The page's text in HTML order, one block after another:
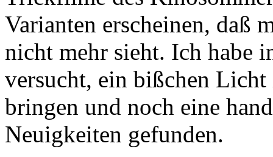
Varianten erscheinen, daß
nicht mehr sieht. Ich habe
versucht, ein bißchen
bringen und noch eine
Neuigkeiten gefunden.